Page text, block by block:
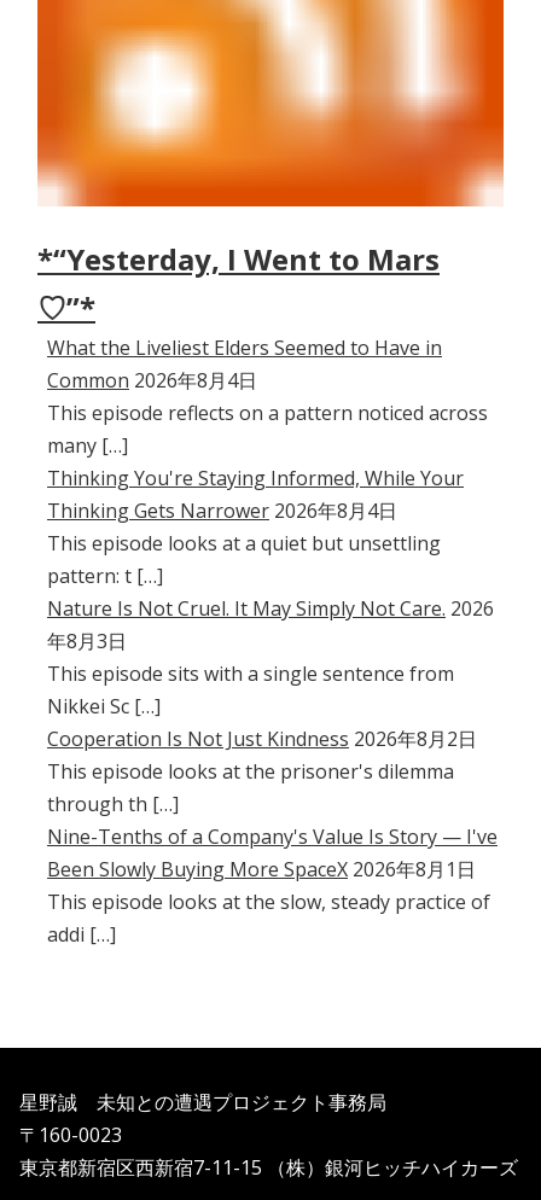
*“Yesterday, I Went to Mars
♡”*
What the Liveliest Elders Seemed to Have in
Common 2026年8月4日
This episode reflects on a pattern noticed across
many […]
Thinking You're Staying Informed, While Your
Thinking Gets Narrower 2026年8月4日
This episode looks at a quiet but unsettling
pattern: t […]
Nature Is Not Cruel. It May Simply Not Care. 2026
年8月3日
This episode sits with a single sentence from
Nikkei Sc […]
Cooperation Is Not Just Kindness 2026年8月2日
This episode looks at the prisoner's dilemma
through th […]
Nine-Tenths of a Company's Value Is Story — I've
Been Slowly Buying More SpaceX 2026年8月1日
This episode looks at the slow, steady practice of
addi […]
星野誠 未知との遭遇プロジェクト事務局
〒160-0023
東京都新宿区西新宿7-11-15 （株）銀河ヒッチハイカーズ